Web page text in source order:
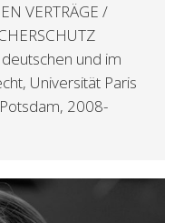
VERTRÄGE /
und im
Universität Paris
2008-